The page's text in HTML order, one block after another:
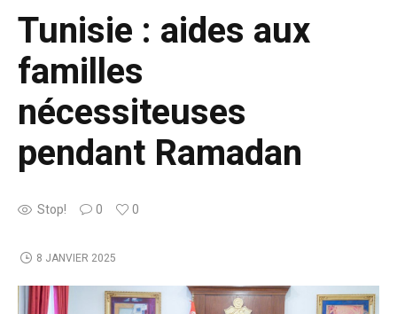
Tunisie : aides aux
familles
nécessiteuses
pendant Ramadan
Stop! 0 0
8 JANVIER 2025